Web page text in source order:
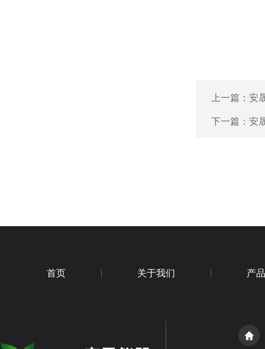
上一篇： 安
下一篇： 安
首页 关于我们 产